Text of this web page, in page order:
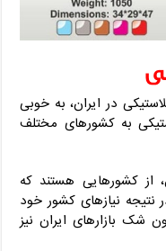
در ایران، به خوبی
به کشورهای مختلف
از کشورهایی هستند که
نتیجه نیازهای کشور خود
شک بازارهای ایران نیز